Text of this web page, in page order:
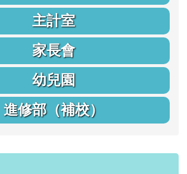
主計室
家長會
幼兒園
進修部（補校）